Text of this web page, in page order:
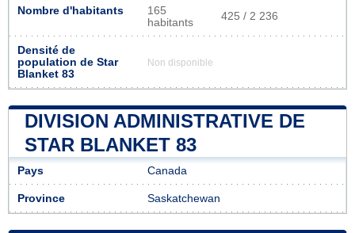
Nombre d'habitants
165
habitants
425 / 2 236
Densité de
population de Star
Blanket 83
Non disponible
DIVISION ADMINISTRATIVE DE
STAR BLANKET 83
Pays Canada
Province Saskatchewan